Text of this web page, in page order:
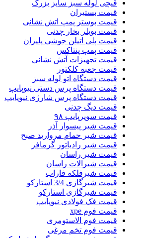
قیچی لوله سبز سایز بزرگ
قیمت بستیران
قیمت بوستر پمپ اتش نشانی
قیمت بویلر بخار چدنی
قیمت پلی اتیلن جوشی پلیران
قیمت پمپ پنتاکس
قیمت تجهیزات آتش نشانی
قیمت جعبه کلکتور
قیمت دستگاه اتو لوله سبز
قیمت دستگاه پرس دستی نیوپایپ
قیمت دستگاه پرس شارژی نیوپایپ
قیمت دیگ چدنی
قیمت سوپرپایپ ۹۸
قیمت شیر پیسوار آذر
قیمت شیر حمام مروارید صبح
قیمت شیر رادیاتور گرمافر
قیمت شیر راسان
قیمت شیرالات راسان
قیمت شیرفلکه فاراب
قیمت شیرگازی 3/4 استارکو
قیمت شیرگازی استارکو
قیمت فک فولادی نیوپایپ
قیمت فوم xpe
قیمت فوم الاستومری
قیمت فوم تخم مرغی